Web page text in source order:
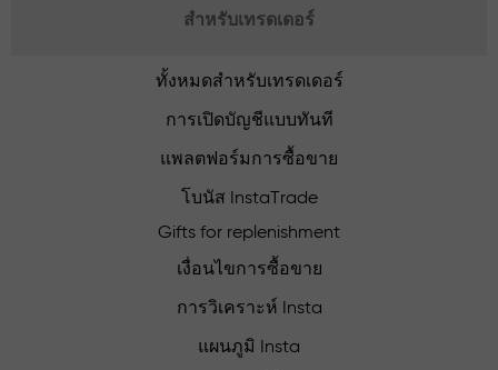
สำหรับเทรดเดอร์
ทั้งหมดสำหรับเทรดเดอร์
การเปิดบัญชีแบบทันที
แพลตฟอร์มการซื้อขาย
โบนัส InstaTrade
Gifts for replenishment
เงื่อนไขการซื้อขาย
การวิเคราะห์ Insta
แผนภูมิ Insta